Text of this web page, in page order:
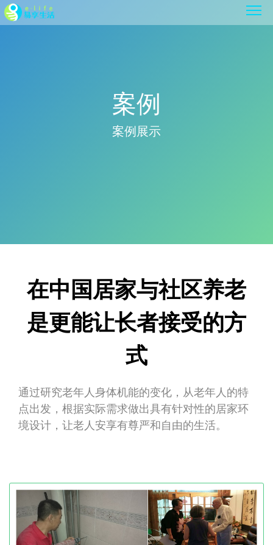
案例
案例展示
在中国居家与社区养老
是更能让长者接受的方
式
通过研究老年人身体机能的变化，从老年人的特
点出发，根据实际需求做出具有针对性的居家环
境设计，让老人安享有尊严和自由的生活。